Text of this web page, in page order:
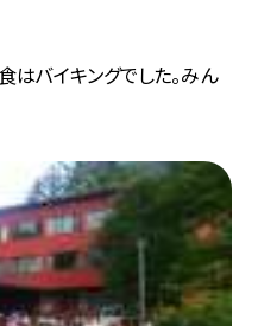
はバイキングでした。みん